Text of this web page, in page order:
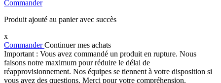
Commander
Produit ajouté au panier avec succès
x
CommanderContinuer mes achats
Important : Vous avez commandé un produit en rupture. Nous
faisons notre maximum pour réduire le délai de
réapprovisionnement. Nos équipes se tiennent à votre disposition si
vous avez des questions. Merci pour votre compréhension.